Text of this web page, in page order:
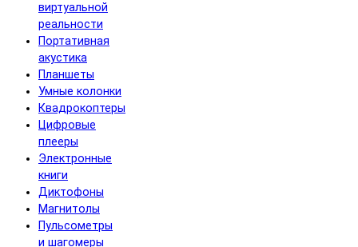
виртуальной
реальности
Портативная
акустика
Планшеты
Умные колонки
Квадрокоптеры
Цифровые
плееры
Электронные
книги
Диктофоны
Магнитолы
Пульсометры
и шагомеры